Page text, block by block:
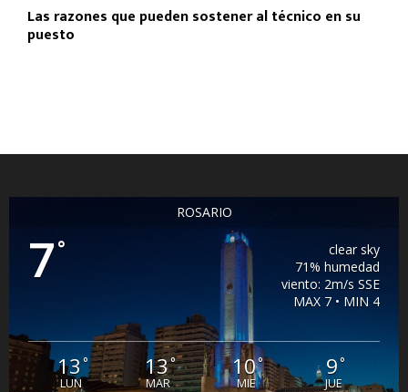
Las razones que pueden sostener al técnico en su
puesto
ROSARIO
7°
clear sky
71% humedad
viento: 2m/s SSE
MAX 7 • MIN 4
13 °
LUN
13°
MAR
10°
MIE
9°
JUE